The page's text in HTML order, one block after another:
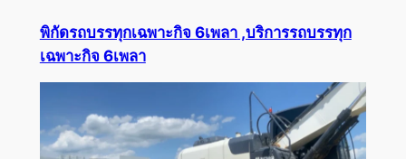
พิกัดรถบรรทุกเฉพาะกิจ 6เพลา,บริการรถบรรทุก
เฉพาะกิจ 6เพลา